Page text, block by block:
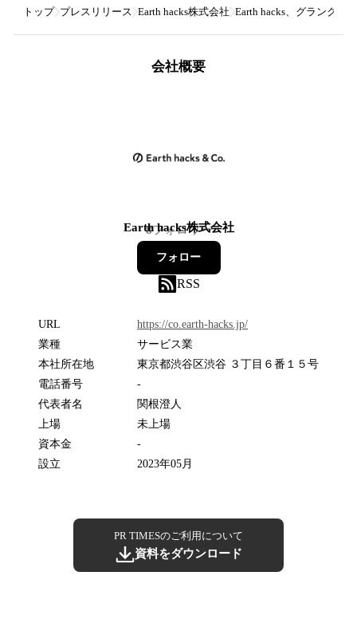
トップ プレスリリース Earth hacks株式会社 Earth hacks、グラングリ
会社概要
Earth hacks株式会社
8フォロワー
フォロー
RSS
URL
https://co.earth-hacks.jp/
業種
サービス業
本社所在地
東京都渋谷区渋谷 ３丁目６番１５号
電話番号
-
代表者名
関根澄人
上場
未上場
資本金
-
設立
2023年05月
PR TIMESのご利用について
資料をダウンロード